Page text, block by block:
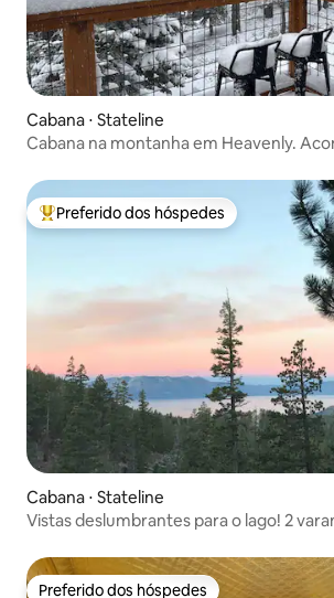
Cabana ⋅ Stateline
Cabana na montanha em Heavenly.
Entre os melhores preferidos dos
Preferido dos hóspedes
Cabana ⋅ Stateline
Vistas deslumbrantes para o lago! 2
Preferido dos hóspedes